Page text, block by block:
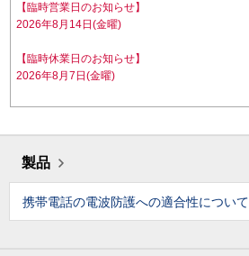
【臨時営業日のお知らせ】
2026年8月14日(金曜)
【臨時休業日のお知らせ】
2026年8月7日(金曜)
製品
携帯電話の電波防護への適合性について